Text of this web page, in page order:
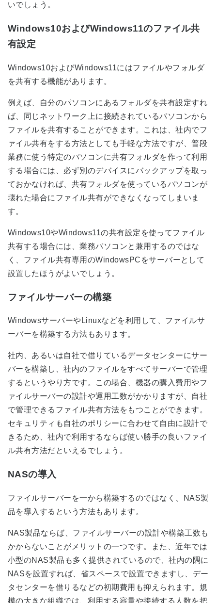
いでしょう。
Windows10およびWindows11のファイル共
有設定
Windows10およびWindows11にはファイルやフォルダ
を共有する機能があります。
例えば、自分のパソコンにあるフォルダを共有設定すれ
ば、同じネットワーク上に接続されているパソコンから
ファイルを共有することができます。これは、社内でフ
ァイル共有をする方法としても手軽な方法ですが、普段
業務に使う特定のパソコンに共有フォルダを作って利用
する場合には、必ず別のデバイスにバックアップを取っ
ておかなければ、共有フォルダを使っているパソコンが
壊れた場合にファイル共有ができなくなってしまいま
す。
Windows10やWindows11の共有設定を使ってファイル
共有する場合には、業務パソコンと兼用するのではな
く、ファイル共有専用のWindowsPCをサーバーとして
設置したほうがよいでしょう。
ファイルサーバーの構築
WindowsサーバーやLinuxなどを利用して、ファイルサ
ーバーを構築する方法もあります。
社内、あるいは自社で借りているデータセンターにサー
バーを構築し、社内のファイルをすべてサーバーで管理
するというやり方です。この場合、機器の購入費用やフ
ァイルサーバーの設計や運用工数がかかりますが、自社
で管理できるファイル共有方法をもつことができます。
セキュリティも自社のポリシーに合わせて自由に設計で
きるため、社内で利用するならば使い勝手の良いファイ
ル共有方法だといえるでしょう。
NASの導入
ファイルサーバーを一から構築するのではなく、NAS製
品を導入するという方法もあります。
NAS製品ならば、ファイルサーバーの設計や構築工数も
かからないことがメリットの一つです。また、近年では
小型のNAS製品も多く提供されているので、社内の隅に
NASを設置すれば、省スペースで設置できますし、デー
タセンターを借りるなどの初期費用も抑えられます。規
模の大きな組織では、利用する容量や接続する人数を把